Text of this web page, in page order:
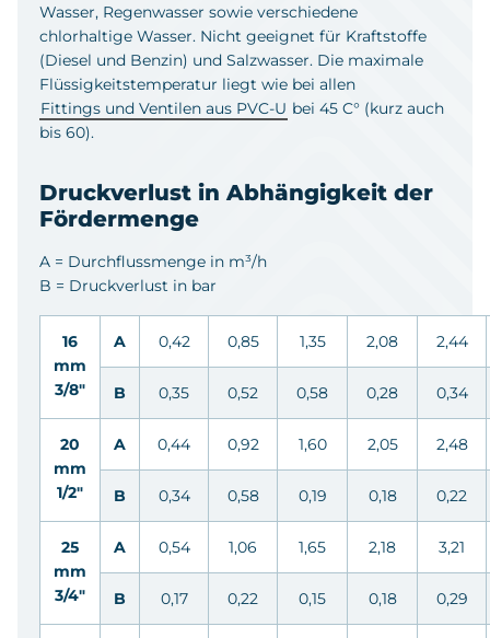
Wasser, Regenwasser sowie verschiedene
chlorhaltige Wasser. Nicht geeignet für Kraftstoffe
(Diesel und Benzin) und Salzwasser. Die maximale
Flüssigkeitstemperatur liegt wie bei allen
Fittings und Ventilen aus PVC-U bei 45 C° (kurz auch
bis 60).
Druckverlust in Abhängigkeit der
Fördermenge
A = Durchflussmenge in m³/h
B = Druckverlust in bar
16
mm
3/8"
A 0,42 0,85 1,35 2,08 2,44
B 0,35 0,52 0,58 0,28 0,34
20
mm
1/2"
A 0,44 0,92 1,60 2,05 2,48
B 0,34 0,58 0,19 0,18 0,22
25
mm
3/4"
A 0,54 1,06 1,65 2,18 3,21
B 0,17 0,22 0,15 0,18 0,29